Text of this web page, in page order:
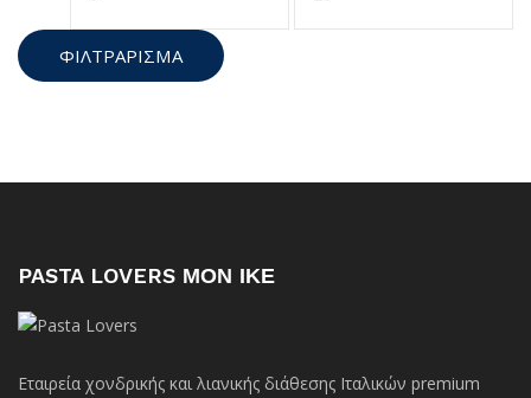
ΦΙΛΤΡΆΡΙΣΜΑ
PASTA LOVERS ΜΟΝ ΙΚΕ
Εταιρεία χονδρικής και λιανικής διάθεσης Ιταλικών premium